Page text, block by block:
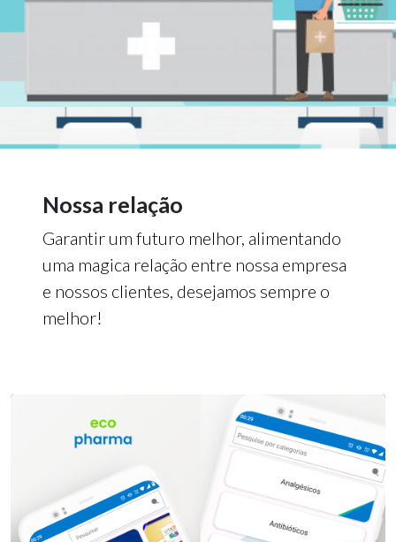
Nossa relação
Garantir um futuro melhor, alimentando
uma magica relação entre nossa empresa
e nossos clientes, desejamos sempre o
melhor!